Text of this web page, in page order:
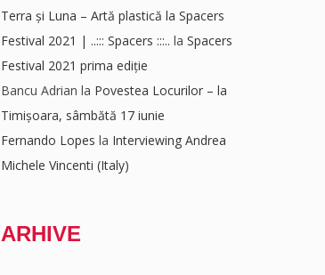
Terra și Luna – Artă plastică la Spacers
Festival 2021 | ..::: Spacers :::.. la Spacers
Festival 2021 prima ediție
Bancu Adrian la Povestea Locurilor – la
Timișoara, sâmbătă 17 iunie
Fernando Lopes la Interviewing Andrea
Michele Vincenti (Italy)
ARHIVE